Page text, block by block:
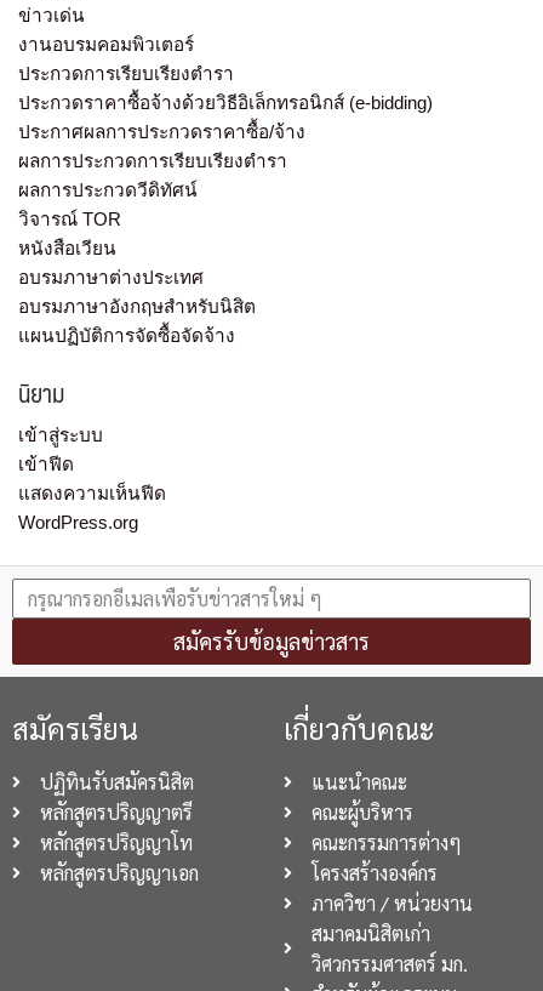
ข่าวเด่น
งานอบรมคอมพิวเตอร์
ประกวดการเรียบเรียงตำรา
ประกวดราคาซื้อจ้างด้วยวิธีอิเล็กทรอนิกส์ (e-bidding)
ประกาศผลการประกวดราคาซื้อ/จ้าง
ผลการประกวดการเรียบเรียงตำรา
ผลการประกวดวีดิทัศน์
วิจารณ์ TOR
หนังสือเวียน
อบรมภาษาต่างประเทศ
อบรมภาษาอังกฤษสำหรับนิสิต
แผนปฏิบัติการจัดซื้อจัดจ้าง
นิยาม
เข้าสู่ระบบ
เข้าฟีด
แสดงความเห็นฟีด
WordPress.org
สมัครรับข้อมูลข่าวสาร
สมัครเรียน
ปฏิทินรับสมัครนิสิต
หลักสูตรปริญญาตรี
หลักสูตรปริญญาโท
หลักสูตรปริญญาเอก
เกี่ยวกับคณะ
แนะนำคณะ
คณะผู้บริหาร
คณะกรรมการต่างๆ
โครงสร้างองค์กร
ภาควิชา / หน่วยงาน
สมาคมนิสิตเก่า
วิศวกรรมศาสตร์ มก.